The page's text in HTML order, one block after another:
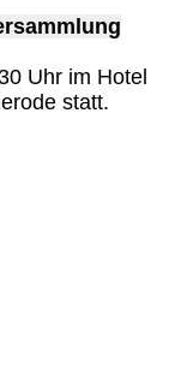
Uhr im Hotel
statt.